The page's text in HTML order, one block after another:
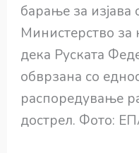
барање за изјава
Министерство
дека Руската
обврзана со
распоредување
дострел. Фото: